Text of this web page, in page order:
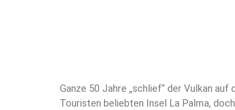
Ganze 50 Jahre „schlief“ der Vulkan auf
Touristen beliebten Insel La Palma,